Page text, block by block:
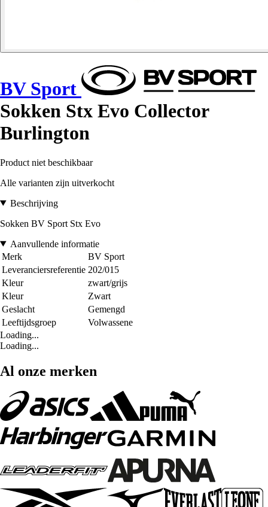
BV Sport
Sokken Stx Evo Collector
Burlington
Product niet beschikbaar
Alle varianten zijn uitverkocht
Beschrijving
Sokken BV Sport Stx Evo
Aanvullende informatie
Merk
BV Sport
Leveranciersreferentie 202/015
Kleur
zwart/grijs
Kleur
Zwart
Geslacht
Gemengd
Leeftijdsgroep
Volwassene
Loading...
Loading...
Al onze merken